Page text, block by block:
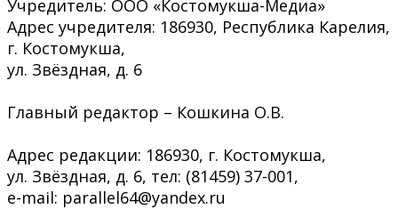
Учредитель: ООО «Костомукша-Медиа»
Адрес учредителя: 186930, Республика Карелия,
г. Костомукша,
ул. Звёздная, д. 6
Главный редактор – Кошкина О.В.
Адрес редакции: 186930, г. Костомукша,
ул. Звёздная, д. 6, тел: (81459) 37-001,
e-mail: parallel64@yandex.ru